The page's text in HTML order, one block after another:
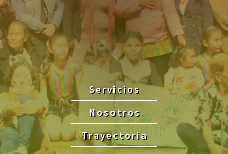
Servicios
Nosotros
Trayectoria